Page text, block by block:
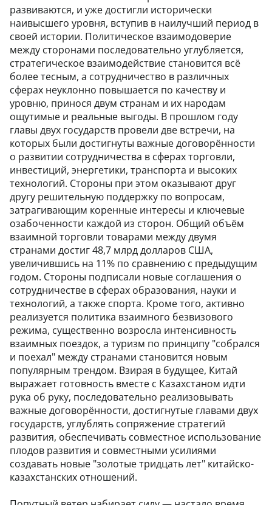
развиваются, и уже достигли исторически
наивысшего уровня, вступив в наилучший период в
своей истории. Политическое взаимодоверие
между сторонами последовательно углубляется,
стратегическое взаимодействие становится всё
более тесным, а сотрудничество в различных
сферах неуклонно повышается по качеству и
уровню, принося двум странам и их народам
ощутимые и реальные выгоды. В прошлом году
главы двух государств провели две встречи, на
которых были достигнуты важные договорённости
о развитии сотрудничества в сферах торговли,
инвестиций, энергетики, транспорта и высоких
технологий. Стороны при этом оказывают друг
другу решительную поддержку по вопросам,
затрагивающим коренные интересы и ключевые
озабоченности каждой из сторон. Общий объём
взаимной торговли товарами между двумя
странами достиг 48,7 млрд долларов США,
увеличившись на 11% по сравнению с предыдущим
годом. Стороны подписали новые соглашения о
сотрудничестве в сферах образования, науки и
технологий, а также спорта. Кроме того, активно
реализуется политика взаимного безвизового
режима, существенно возросла интенсивность
взаимных поездок, а туризм по принципу "собрался
и поехал" между странами становится новым
популярным трендом. Взирая в будущее, Китай
выражает готовность вместе с Казахстаном идти
рука об руку, последовательно реализовывать
важные договорённости, достигнутые главами двух
государств, углублять сопряжение стратегий
развития, обеспечивать совместное использование
плодов развития и совместными усилиями
создавать новые "золотые тридцать лет" китайско-
казахстанских отношений.